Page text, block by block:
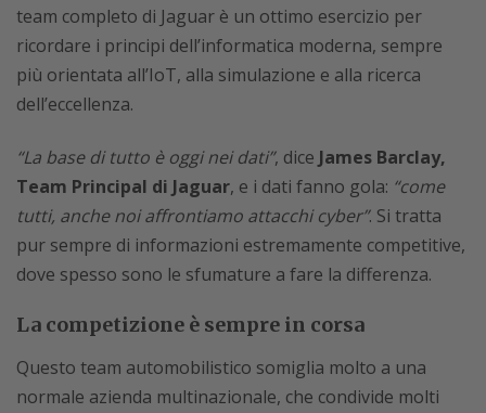
team completo di Jaguar è un ottimo esercizio per
ricordare i principi dell’informatica moderna, sempre
più orientata all’IoT, alla simulazione e alla ricerca
dell’eccellenza.
“La base di tutto è oggi nei dati”, dice James Barclay,
Team Principal di Jaguar, e i dati fanno gola: “come
tutti, anche noi affrontiamo attacchi cyber”. Si tratta
pur sempre di informazioni estremamente competitive,
dove spesso sono le sfumature a fare la differenza.
La competizione è sempre in corsa
Questo team automobilistico somiglia molto a una
normale azienda multinazionale, che condivide molti